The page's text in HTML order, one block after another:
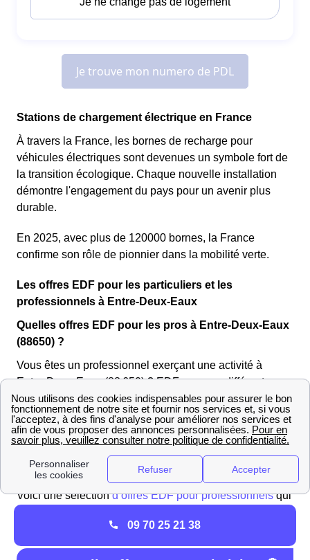
Stations de chargement électrique en France
À travers la France, les bornes de recharge pour
véhicules électriques sont devenues un symbole fort de
la transition écologique. Chaque nouvelle installation
démontre l'engagement du pays pour un avenir plus
durable.
En 2025, avec plus de 120000 bornes, la France
confirme son rôle de pionnier dans la mobilité verte.
Les offres EDF pour les particuliers et les
professionnels à Entre-Deux-Eaux
Quelles offres EDF pour les pros à Entre-Deux-Eaux
(88650) ?
Vous êtes un professionnel exerçant une activité à
Entre-Deux-Eaux (88 650) ? EDF propose différentes
offres d’électricité pour les entreprises en fonction de
votre profil. Pour obtenir un devis personnalisé,
contactez le service client EDF des Vosges dédié aux
professionnels au3022 (du lundi au vendredi de 8h00
à 17h30).
Voici une sélectiond’offres EDF pour professionnelsqui
09 70 25 21 38